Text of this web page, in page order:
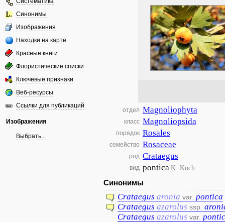
Синонимы
Изображения
Находки на карте
Красные книги
Флористические списки
Ключевые признаки
Веб-ресурсы
Ссылки для публикаций
Изображения
Выбрать...
отдел Magnoliophyta
класс Magnoliopsida
порядок Rosales
семейство Rosaceae
род Crataegus
вид ponticaK. Koch
Синонимы
Crataegus aronia var. pontica
Crataegus azarolus ssp.
Crataegus azarolus var.